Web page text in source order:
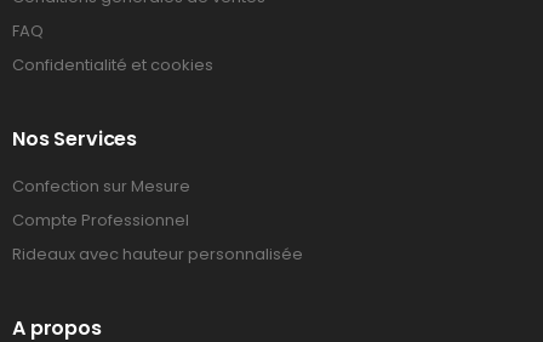
FAQ
Confidentialité et cookies
Nos Services
Confection sur Mesure
Compte Professionnel
Rideaux avec hauteur personnalisée
A propos